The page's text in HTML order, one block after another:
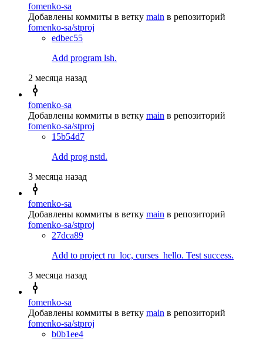
fomenko-sa
Добавлены коммиты в ветку main в репозиторий
fomenko-sa/stproj
edbec55
Add program lsh.
2 месяца назад
fomenko-sa
Добавлены коммиты в ветку main в репозиторий
fomenko-sa/stproj
15b54d7
Add prog nstd.
3 месяца назад
fomenko-sa
Добавлены коммиты в ветку main в репозиторий
fomenko-sa/stproj
27dca89
Add to project ru_loc, curses_hello. Test success.
3 месяца назад
fomenko-sa
Добавлены коммиты в ветку main в репозиторий
fomenko-sa/stproj
b0b1ee4